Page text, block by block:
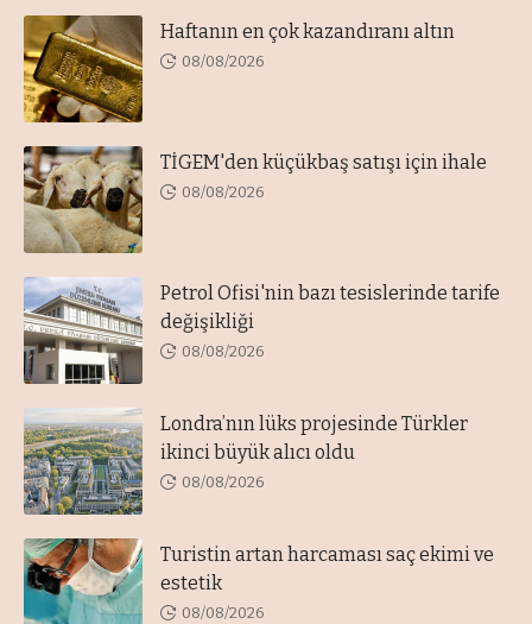
Haftanın en çok kazandıranı altın
08/08/2026
TİGEM'den küçükbaş satışı için ihale
08/08/2026
Petrol Ofisi'nin bazı tesislerinde tarife
değişikliği
08/08/2026
Londra’nın lüks projesinde Türkler
ikinci büyük alıcı oldu
08/08/2026
Turistin artan harcaması saç ekimi ve
estetik
08/08/2026